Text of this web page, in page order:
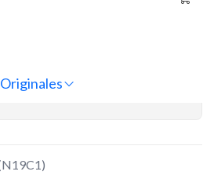
Originales